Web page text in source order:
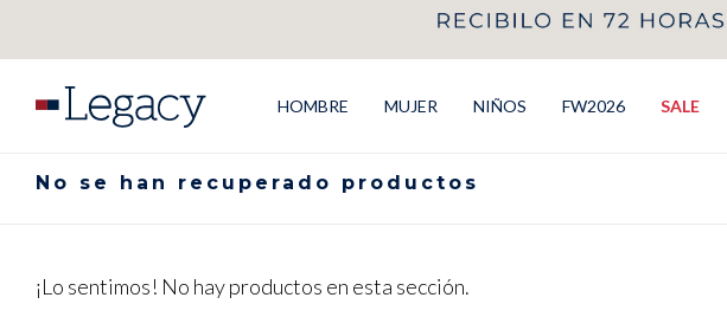
HOMBRE MUJER NIÑOS FW2026 SALE
No se han recuperado productos
¡Lo sentimos! No hay productos en esta sección.